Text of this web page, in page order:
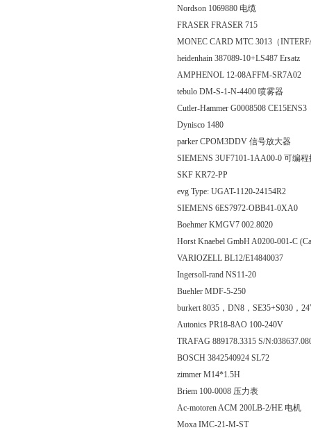
Nordson 1069880 电缆
FRASER FRASER 715
MONEC CARD MTC 3013（
heidenhain 387089-10+LS487 Ersatz
AMPHENOL 12-08AFFM-SR7A02
tebulo DM-S-1-N-4400 喷雾器
Cutler-Hammer G0008508
Dynisco 1480
parker CPOM3DDV 信号放大器
SIEMENS 3UF7101-1AA00-0 可编
SKF KR72-PP
evg Type: UGAT-1120-24154R2
SIEMENS 6ES7972-OBB41-0XA0
Boehmer KMGV7 002.8020
Horst Knaebel GmbH A0200-001-C
VARIOZELL BL12/E14840037
Ingersoll-rand NS11-20
Buehler MDF-5-250
burkert 8035，DN8，SE35+S030，
Autonics PR18-8AO 100-240V
TRAFAG 889178.3315 S/
BOSCH 3842540924 SL72
zimmer M14*1.5H
Briem 100-0008 压力表
Ac-motoren ACM 200LB-2/HE 电机
Moxa IMC-21-M-ST